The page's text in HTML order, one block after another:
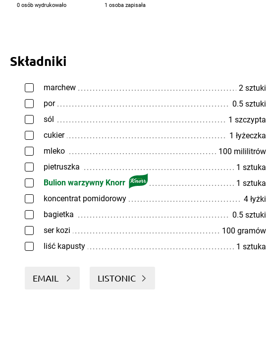
0 osób wydrukowało 1 osoba zapisała
Składniki
marchew
2 sztuki
por
0.5 sztuki
sól
1 szczypta
cukier
1 łyżeczka
mleko
100 mililitrów
pietruszka
1 sztuka
Bulion warzywny Knorr
1 sztuka
koncentrat pomidorowy
4 łyżki
bagietka
0.5 sztuki
ser kozi
100 gramów
liść kapusty
1 sztuka
EMAIL LISTONIC